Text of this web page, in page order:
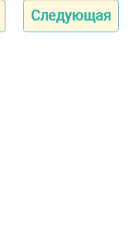
Следующая